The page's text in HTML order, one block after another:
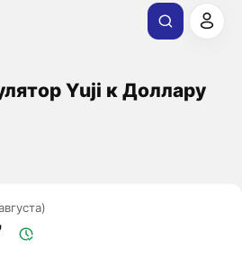
Yuji к Доллару